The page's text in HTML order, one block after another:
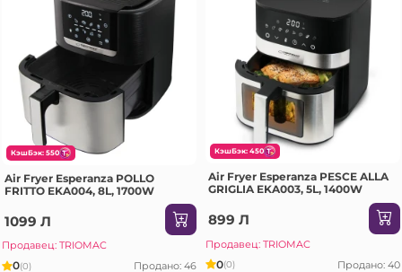
КэшБэк: 550
Air Fryer Esperanza POLLO
FRITTO EKA004, 8L, 1700W
1099 Л
Продавец: TRIOMAC
0(0) Продано: 46
КэшБэк: 450
Air Fryer Esperanza PESCE ALLA
GRIGLIA EKA003, 5L, 1400W
899 Л
Продавец: TRIOMAC
0(0) Продано: 40